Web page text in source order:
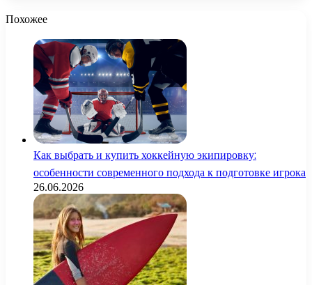
Похожее
Как выбрать и купить хоккейную экипировку:
особенности современного подхода к подготовке игрока
26.06.2026